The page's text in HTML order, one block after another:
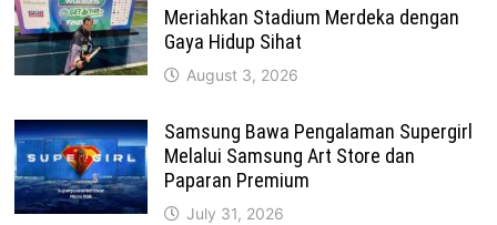
Meriahkan Stadium Merdeka dengan
Gaya Hidup Sihat
August 3, 2026
Samsung Bawa Pengalaman Supergirl
Melalui Samsung Art Store dan
Paparan Premium
July 31, 2026